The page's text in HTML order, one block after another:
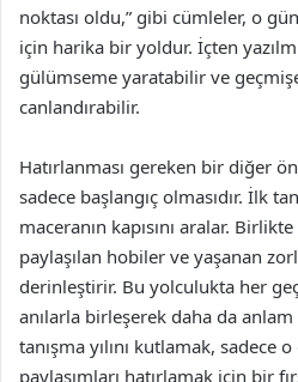
noktası oldu,” gibi cümleler, o
için harika bir yoldur. İçten
gülümseme yaratabilir ve
canlandırabilir.
Hatırlanması gereken bir diğer
sadece başlangıç olmasıdır. İlk
maceranın kapısını aralar.
paylaşılan hobiler ve yaşanan
derinleştirir. Bu yolculukta her
anılarla birleşerek daha da anlam
tanışma yılını kutlamak, sadece
paylaşımları hatırlamak için bir